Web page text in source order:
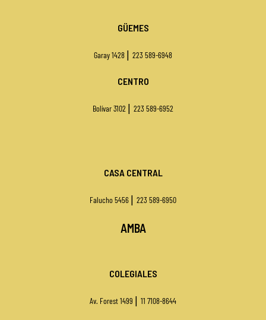
GÜEMES
Garay 1428 | 223 589-6948
CENTRO
Bolívar 3102 | 223 589-6952
CASA CENTRAL
Falucho 5456 | 223 589-6950
AMBA
COLEGIALES
Av. Forest 1499 | 11 7108-8644